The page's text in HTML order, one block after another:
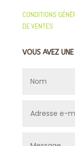
CONDITIONS
DE VENTES
VOUS AVEZ UNE